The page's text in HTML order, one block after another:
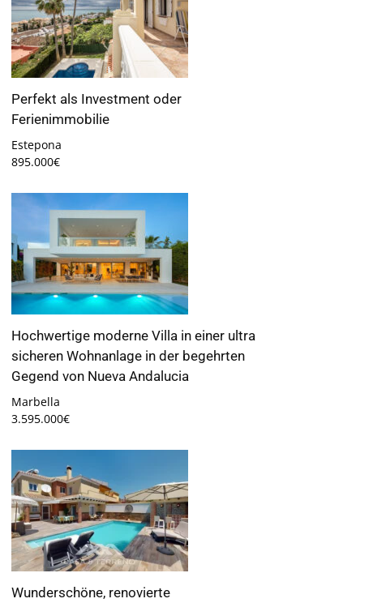
Perfekt als Investment oder
Ferienimmobilie
Estepona
895.000€
Hochwertige moderne Villa in einer ultra
sicheren Wohnanlage in der begehrten
Gegend von Nueva Andalucia
Marbella
3.595.000€
Wunderschöne, renovierte